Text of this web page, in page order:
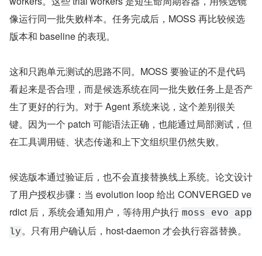
像运行同一批失败样本。任务完成后，MOSS 再比较候选
版本和 baseline 的表现。
这和只跑单元测试的思路不同。MOSS 要验证的不是代码
看起来是否合理，而是候选系统在同一批失败任务上是否产
生了更好的行为。对于 Agent 系统来说，这个差别很关
键。因为一个 patch 可能语法正确，也能通过局部测试，但
在工具调用链、状态传递和上下文组织里仍然失败。
候选版本通过验证后，也不会直接替换线上系统。论文设计
了用户授权步骤：当 evolution loop 给出 CONVERGED ve
rdict 后，系统会通知用户，等待用户执行 moss evo app
ly。只有用户确认后，host-daemon 才会执行容器替换。